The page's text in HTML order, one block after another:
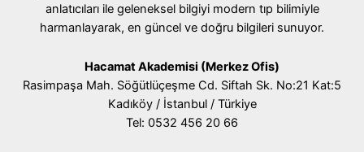
anlatıcıları ile geleneksel bilgiyi modern tıp bilimiyle
harmanlayarak, en güncel ve doğru bilgileri sunuyor.
Hacamat Akademisi (Merkez Ofis)
Rasimpaşa Mah. Söğütlüçeşme Cd. Siftah Sk. No:21 Kat:5
Kadıköy / İstanbul / Türkiye
Tel: 0532 456 20 66